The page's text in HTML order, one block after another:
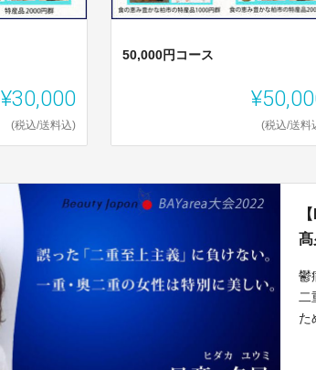
¥30,000
(税込/送料込)
50,000円コース
(税込/送料
髙
鬱
二
た